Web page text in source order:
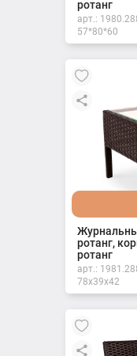
ротанг
арт.:
57*80*60
ротанг,
ротанг
арт.:
78х39х42